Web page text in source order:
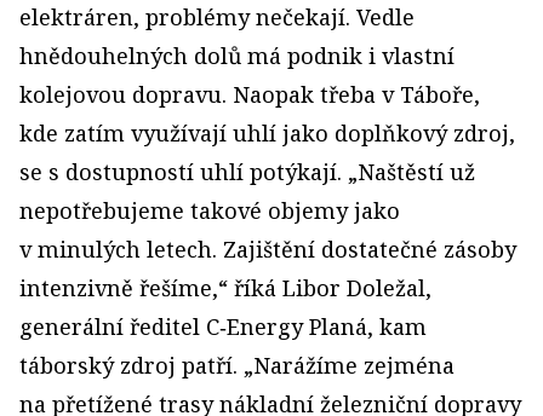
elektráren, problémy nečekají. Vedle
hnědouhelných dolů má podnik i vlastní
kolejovou dopravu. Naopak třeba v Táboře,
kde zatím využívají uhlí jako doplňkový zdroj,
se s dostupností uhlí potýkají. „Naštěstí už
nepotřebujeme takové objemy jako
v minulých letech. Zajištění dostatečné zásoby
intenzivně řešíme,“ říká Libor Doležal,
generální ředitel C‑Energy Planá, kam
táborský zdroj patří. „Narážíme zejména
na přetížené trasy nákladní železniční dopravy